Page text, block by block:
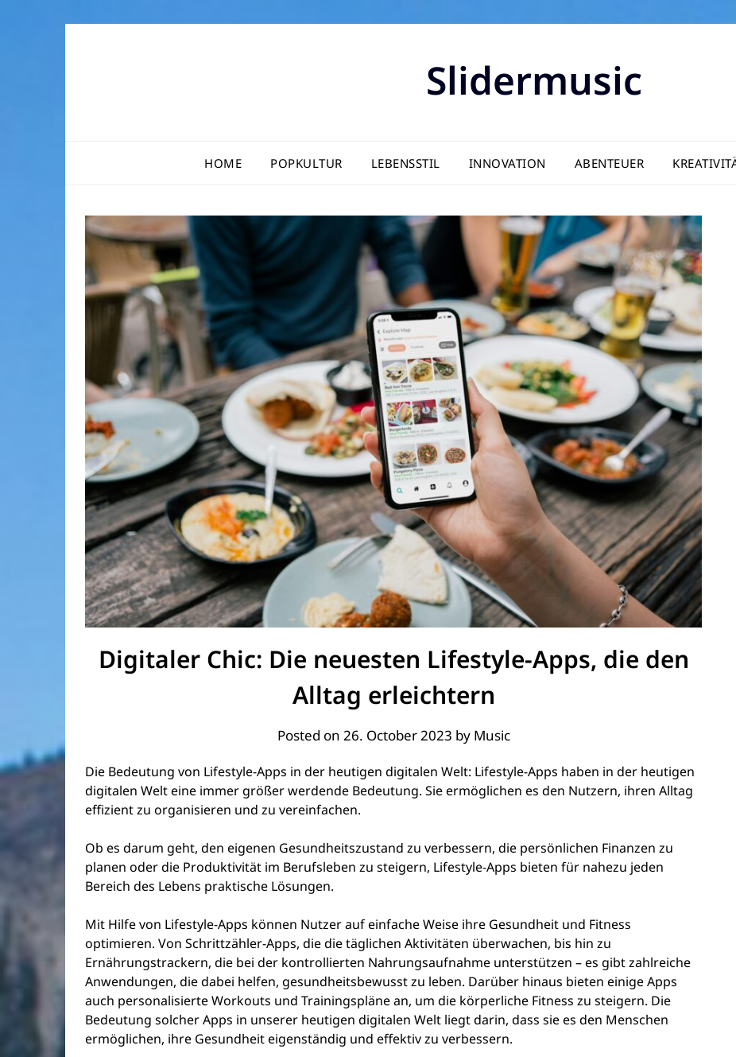
Slidermusic
HOME POPKULTUR LEBENSSTIL INNOVATION ABENTEUER
Digitaler Chic: Die neuesten Lifestyle-Apps, die den
Alltag erleichtern
Posted on 26. October 2023 by Music
Die Bedeutung von Lifestyle-Apps in der heutigen digitalen Welt: Lifestyle-Apps haben in der heutigen
digitalen Welt eine immer größer werdende Bedeutung. Sie ermöglichen es den Nutzern, ihren Alltag
effizient zu organisieren und zu vereinfachen.
Ob es darum geht, den eigenen Gesundheitszustand zu verbessern, die persönlichen Finanzen zu
planen oder die Produktivität im Berufsleben zu steigern, Lifestyle-Apps bieten für nahezu jeden
Bereich des Lebens praktische Lösungen.
Mit Hilfe von Lifestyle-Apps können Nutzer auf einfache Weise ihre Gesundheit und Fitness
optimieren. Von Schrittzähler-Apps, die die täglichen Aktivitäten überwachen, bis hin zu
Ernährungstrackern, die bei der kontrollierten Nahrungsaufnahme unterstützen – es gibt zahlreiche
Anwendungen, die dabei helfen, gesundheitsbewusst zu leben. Darüber hinaus bieten einige Apps
auch personalisierte Workouts und Trainingspläne an, um die körperliche Fitness zu steigern. Die
Bedeutung solcher Apps in unserer heutigen digitalen Welt liegt darin, dass sie es den Menschen
ermöglichen, ihre Gesundheit eigenständig und effektiv zu verbessern.